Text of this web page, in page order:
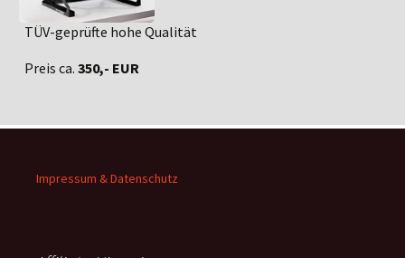
TÜV-geprüfte hohe Qualität
Preis ca. 350,- EUR
Impressum & Datenschutz